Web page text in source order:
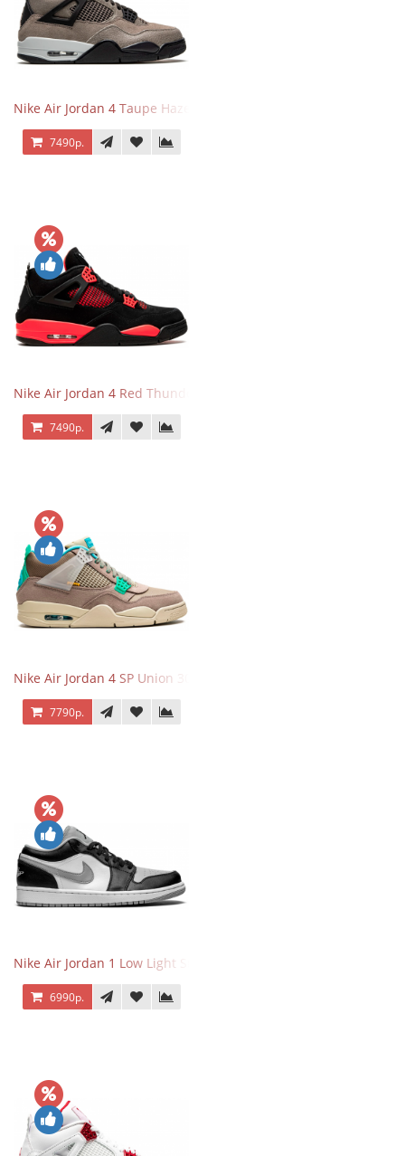
Nike Air Jordan 4 Taupe Haze
7490р.
Nike Air Jordan 4 Red Thunder
7490р.
Nike Air Jordan 4 SP Union 30th Anniversary Taupe Haze
7790р.
Nike Air Jordan 1 Low Light Smoke Grey
6990р.